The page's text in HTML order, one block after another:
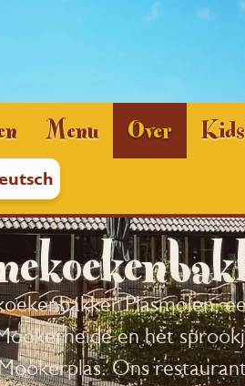
Menu Over
Plasmolen,
en het
Ons